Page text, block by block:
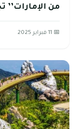
من الإمارات’’
📅 11 فبراير 2025